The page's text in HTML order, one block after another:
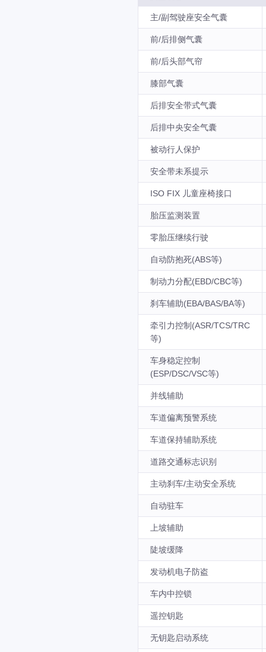
主/副驾驶座安全气囊
前/后排侧气囊
前/后头部气帘
膝部气囊
后排安全带式气囊
后排中央安全气囊
被动行人保护
安全带未系提示
ISO FIX 儿童座椅接口
胎压监测装置
零胎压继续行驶
自动防抱死(ABS等)
制动力分配(EBD/CBC等)
刹车辅助(EBA/BAS/BA等)
牵引力控制(ASR/TCS/TRC
等)
车身稳定控制
(ESP/DSC/VSC等)
并线辅助
车道偏离预警系统
车道保持辅助系统
道路交通标志识别
主动刹车/主动安全系统
自动驻车
上坡辅助
陡坡缓降
发动机电子防盗
车内中控锁
遥控钥匙
无钥匙启动系统